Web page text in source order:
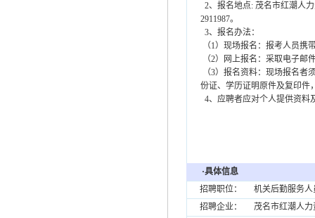
2、报名地点: 茂名市红潮人
2911987。
3、报名办法：
（1）现场报名：报考人员携
（2）网上报名：采取电子邮
（3）报名资料：现场报名者
份证、学历证明原件及复印件
4、应聘者应对个人提供资料
·具体信息
招聘职位：
机关后勤服务
招聘企业：
茂名市红潮人